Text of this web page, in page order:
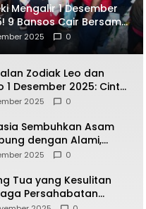
Mengalir 1 Desember
9 Bansos Cair Bersama:
BPNT, dan KKS Mandiri
2025 0
Zodiak Leo dan
1 Desember 2025: Cinta,
Kesehatan, dan
2025 0
Sembuhkan Asam
dengan Alami,
4 Disalahpahami
2025 0
Tua yang Kesulitan
Persahabatan